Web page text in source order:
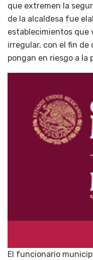
que extremen la
de la alcaldesa fue
establecimientos que
irregular, con el fin
pongan en riesgo a la
El funcionario